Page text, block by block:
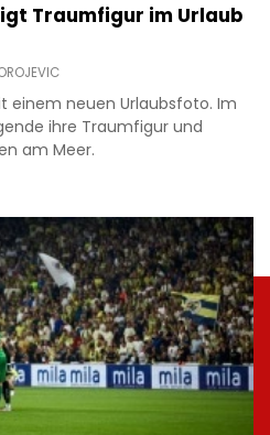
Traumfigur im Urlaub
einem neuen Urlaubsfoto. Im
ihre Traumfigur und
am Meer.